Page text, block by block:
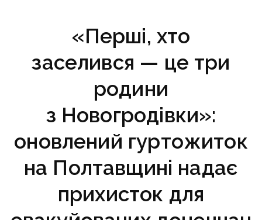
«Перші, хто
заселився — це три
родини
з Новогродівки»:
оновлений гуртожиток
на Полтавщині надає
прихисток для